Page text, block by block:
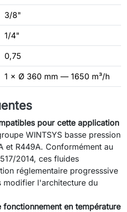
3/8"
1/4"
0,75
1 × Ø 360 mm — 1650 m³/h
pour cette application
WINTSYS basse pression
et R449A. Conformément au
2014, ces fluides
réglementaire progresssive
modifier l'architecture du
fonctionnement en température